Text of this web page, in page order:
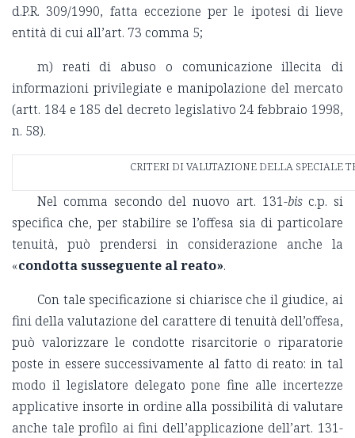
d.P.R. 309/1990, fatta eccezione per le ipotesi di lieve
entità di cui all’art. 73 comma 5;
m) reati di abuso o comunicazione illecita di
informazioni privilegiate e manipolazione del mercato
(artt. 184 e 185 del decreto legislativo 24 febbraio 1998,
n. 58).
CRITERI DI VALUTAZIONE DELLA SPECIALE
Nel comma secondo del nuovo art. 131-bisc.p. si
specifica che, per stabilire se l’offesa sia di particolare
tenuità, può prendersi in considerazione anche la
«condotta susseguente al reato».
Con tale specificazione si chiarisce che il giudice, ai
fini della valutazione del carattere di tenuità dell’offesa,
può valorizzare le condotte risarcitorie o riparatorie
poste in essere successivamente al fatto di reato: in tal
modo il legislatore delegato pone fine alle incertezze
applicative insorte in ordine alla possibilità di valutare
anche tale profilo ai fini dell’applicazione dell’art. 131-